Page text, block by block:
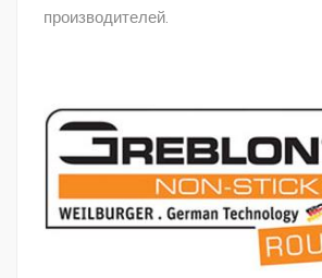
производителей.